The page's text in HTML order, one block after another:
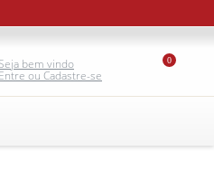
bem vindo
Entre ou Cadastre-se
0